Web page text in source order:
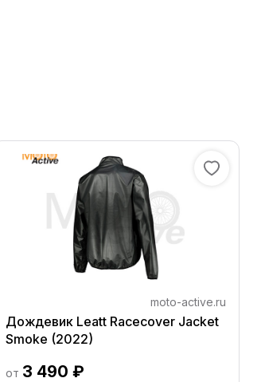
moto-active.ru
Дождевик Leatt Racecover Jacket
Smoke (2022)
от 3 490 ₽